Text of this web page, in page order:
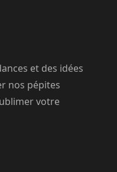
et des idées
nos pépites
votre